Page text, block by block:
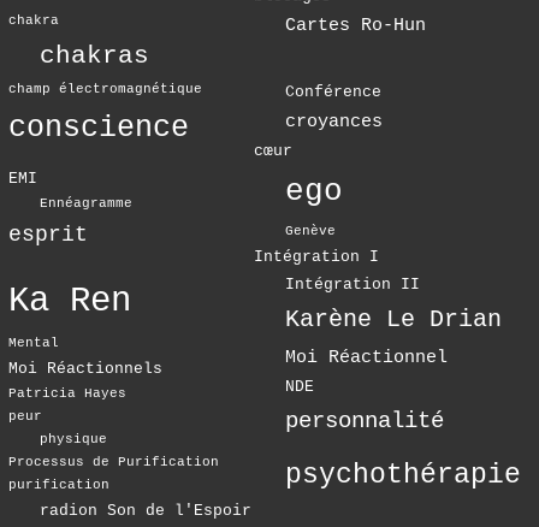
Cartes Ro-Hun
chakra
chakras
champ électromagnétique Conférence
conscience croyances
cœur
ego
EMI
Ennéagramme
esprit Genève
Intégration I
Intégration II
Ka Ren Karène Le Drian
Mental
Moi Réactionnel
Moi Réactionnels
NDE
Patricia Hayes
personnalité
peur
physique
Processus de Purification
psychothérapie
purification
radion Son de l'Espoir